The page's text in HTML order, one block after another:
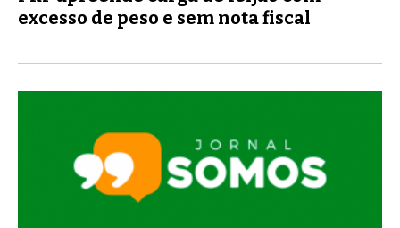
excesso de peso e sem nota fiscal